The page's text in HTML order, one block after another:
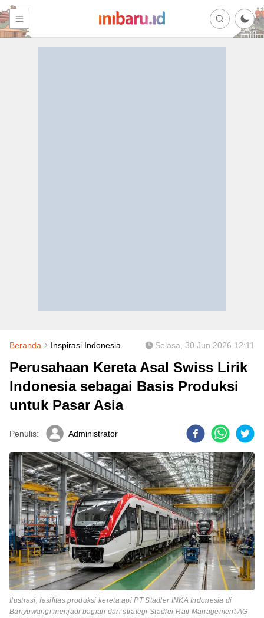
Beranda Inspirasi Indonesia Selasa, 30 Jun 2026 12:11
Perusahaan Kereta Asal Swiss Lirik
Indonesia sebagai Basis Produksi
untuk Pasar Asia
Penulis: Administrator
Ilustrasi, fasilitas produksi kereta api PT Stadler INKA Indonesia di
Banyuwangi menjadi bagian dari strategi Stadler Rail Management AG